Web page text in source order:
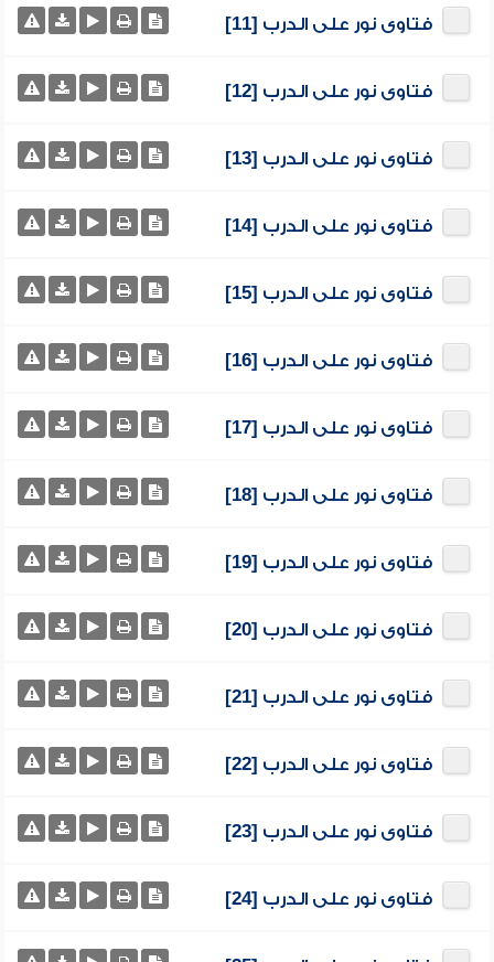
فتاوى نور على الدرب [11]
فتاوى نور على الدرب [12]
فتاوى نور على الدرب [13]
فتاوى نور على الدرب [14]
فتاوى نور على الدرب [15]
فتاوى نور على الدرب [16]
فتاوى نور على الدرب [17]
فتاوى نور على الدرب [18]
فتاوى نور على الدرب [19]
فتاوى نور على الدرب [20]
فتاوى نور على الدرب [21]
فتاوى نور على الدرب [22]
فتاوى نور على الدرب [23]
فتاوى نور على الدرب [24]